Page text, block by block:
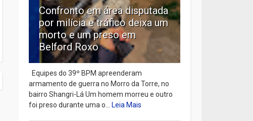
Confronto em área disputada
por milícia e tráfico deixa um
morto e um preso em
Belford Roxo
Equipes do 39º BPM apreenderam
armamento de guerra no Morro da Torre, no
bairro Shangri-Lá Um homem morreu e outro
foi preso durante uma o...Leia Mais